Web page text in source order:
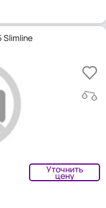
Slimline
Уточнить
цену